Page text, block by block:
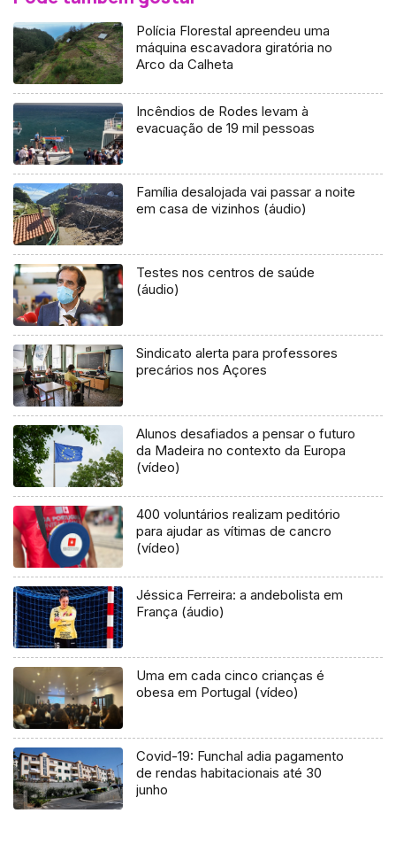
Polícia Florestal apreendeu uma
máquina escavadora giratória no
Arco da Calheta
Incêndios de Rodes levam à
evacuação de 19 mil pessoas
Família desalojada vai passar a noite
em casa de vizinhos (áudio)
Testes nos centros de saúde
(áudio)
Sindicato alerta para professores
precários nos Açores
Alunos desafiados a pensar o futuro
da Madeira no contexto da Europa
(vídeo)
400 voluntários realizam peditório
para ajudar as vítimas de cancro
(vídeo)
Jéssica Ferreira: a andebolista em
França (áudio)
Uma em cada cinco crianças é
obesa em Portugal (vídeo)
Covid-19: Funchal adia pagamento
de rendas habitacionais até 30
junho